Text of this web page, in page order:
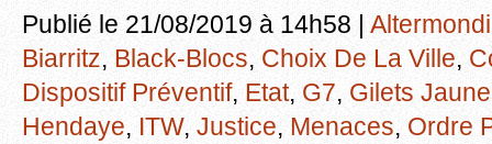
Publié le 21/08/2019 à 14h58 |
Biarritz, Black-Blocs, Choix De La Ville,
Dispositif Préventif, Etat, G7, Gilets
Hendaye, ITW, Justice, Menaces, Ordre